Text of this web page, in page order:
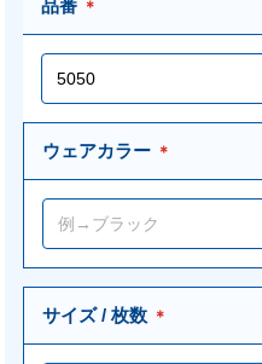
品番 ＊
ウェアカラー ＊
サイズ / 枚数 ＊